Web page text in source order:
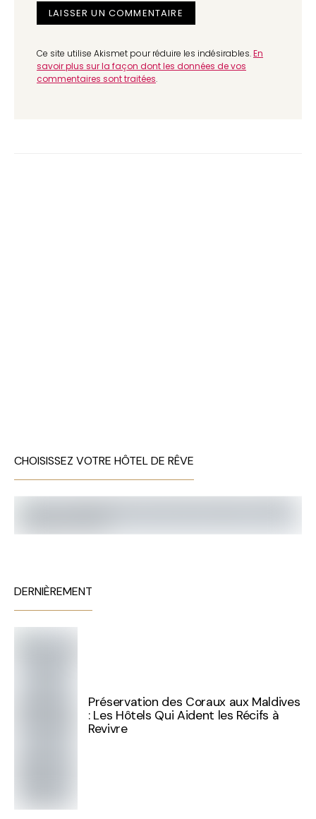
Ce site utilise Akismet pour réduire les indésirables.En
savoir plus sur la façon dont les données de vos
commentaires sont traitées.
CHOISISSEZ VOTRE HÔTEL DE RÊVE
DERNIÈREMENT
Préservation des Coraux aux Maldives
: Les Hôtels Qui Aident les Récifs à
Revivre